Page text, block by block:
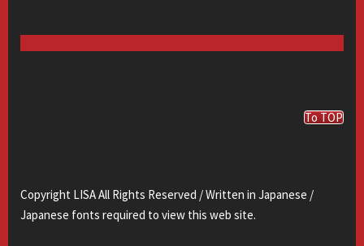
To TOP
Copyright LISA All Rights Reserved / Written in Japanese /
Japanese fonts required to view this web site.